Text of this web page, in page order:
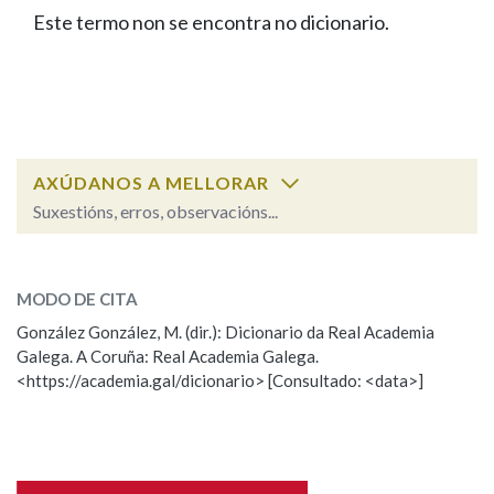
FIGURAS HOMENAXEADAS
PORTAL DAS PALABRAS
Facebook
TwitterYoutubeInstagram
Bluesky
BUSCAR NOS LEMAS
Remata por
BUSCAR NO CONTIDO
Nas definicións
Este termo non se encontra no dicionario.
AXÚDANOS A MELLORAR
Suxestións, erros, observacións...
Observación
Nome
MODO DE CITA
González González, M. (dir.): Dicionario da Real Academia
Galega. A Coruña: Real Academia Galega.
<https://academia.gal/dicionario> [Consultado: <data>]